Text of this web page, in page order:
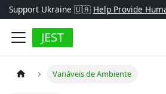
Support Ukraine 🇺🇦 Help Provide
JEST
Variáveis de Ambiente